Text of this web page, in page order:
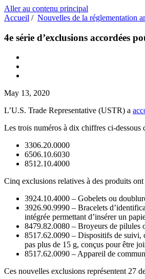
Aller au contenu principal
Accueil / Nouvelles de la réglementation
4e série d’exclusions accordées
May 13, 2020
L’U.S. Trade Representative (USTR) a
Les trois numéros à dix chiffres ci-
3306.20.0000
6506.10.6030
8512.10.4000
Cinq exclusions relatives à des produits ont
3924.10.4000 – Gobelets ou
3926.90.9990 – Bracelets
intégrée permettant d’insérer un
8479.82.0080 – Broyeurs de pilules
8517.62.0090 – Dispositifs de suivi,
pas plus de 15 g, conçus pour être
8517.62.0090 – Appareil de
Ces nouvelles exclusions représentent 27